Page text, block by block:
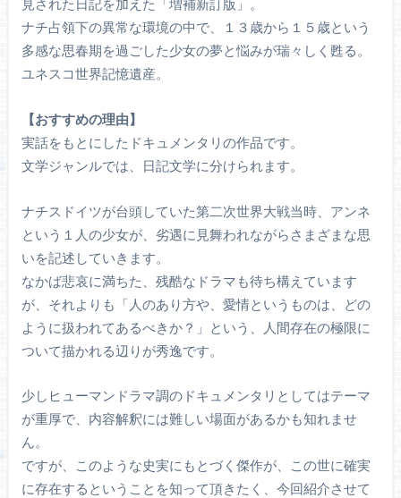
見された日記を加えた「増補新訂版」。
ナチ占領下の異常な環境の中で、１３歳から１５歳という
多感な思春期を過ごした少女の夢と悩みが瑞々しく甦る。
ユネスコ世界記憶遺産。
【おすすめの理由】
実話をもとにしたドキュメンタリの作品です。
文学ジャンルでは、日記文学に分けられます。
ナチスドイツが台頭していた第二次世界大戦当時、アンネ
という１人の少女が、劣遇に見舞われながらさまざまな思
いを記述していきます。
なかば悲哀に満ちた、残酷なドラマも待ち構えています
が、それよりも「人のあり方や、愛情というものは、どの
ように扱われてあるべきか？」という、人間存在の極限に
ついて描かれる辺りが秀逸です。
少しヒューマンドラマ調のドキュメンタリとしてはテーマ
が重厚で、内容解釈には難しい場面があるかも知れませ
ん。
ですが、このような史実にもとづく傑作が、この世に確実
に存在するということを知って頂きたく、今回紹介させて